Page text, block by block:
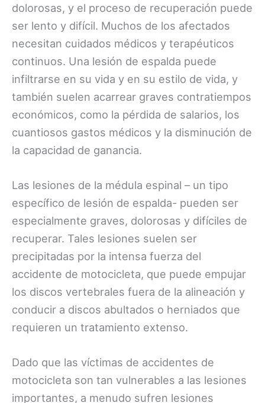
dolorosas, y el proceso de recuperación puede
ser lento y difícil. Muchos de los afectados
necesitan cuidados médicos y terapéuticos
continuos. Una lesión de espalda puede
infiltrarse en su vida y en su estilo de vida, y
también suelen acarrear graves contratiempos
económicos, como la pérdida de salarios, los
cuantiosos gastos médicos y la disminución de
la capacidad de ganancia.
Las lesiones de la médula espinal – un tipo
específico de lesión de espalda- pueden ser
especialmente graves, dolorosas y difíciles de
recuperar. Tales lesiones suelen ser
precipitadas por la intensa fuerza del
accidente de motocicleta, que puede empujar
los discos vertebrales fuera de la alineación y
conducir a discos abultados o herniados que
requieren un tratamiento extenso.
Dado que las víctimas de accidentes de
motocicleta son tan vulnerables a las lesiones
importantes, a menudo sufren lesiones